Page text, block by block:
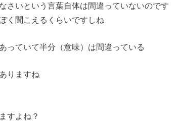
さいという言葉自体は間違っていないのです
く聞こえるくらいですしね
っていて半分（意味）は間違っている
りますね
すよね？